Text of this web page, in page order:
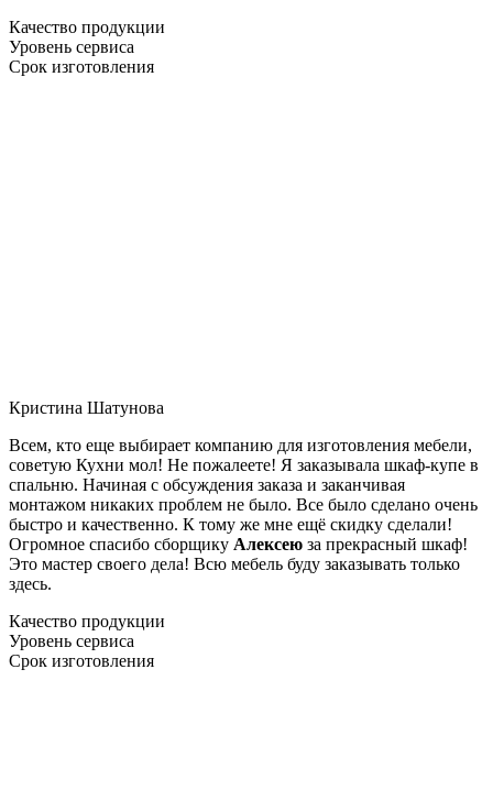
Качество продукции
Уровень сервиса
Срок изготовления
Кристина Шатунова
Всем, кто еще выбирает компанию для изготовления мебели,
советую Кухни мол! Не пожалеете! Я заказывала шкаф-купе в
спальню. Начиная с обсуждения заказа и заканчивая
монтажом никаких проблем не было. Все было сделано очень
быстро и качественно. К тому же мне ещё скидку сделали!
Огромное спасибо сборщику Алексею за прекрасный шкаф!
Это мастер своего дела! Всю мебель буду заказывать только
здесь.
Качество продукции
Уровень сервиса
Срок изготовления